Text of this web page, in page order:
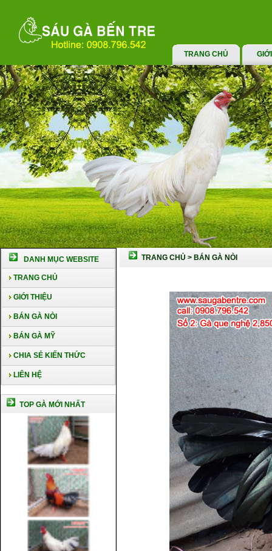
TRANG CHỦ
DANH MỤC WEBSITE
TRANG CHỦ
GIỚI THIỆU
BÁN GÀ NÒI
BÁN GÀ MỸ
CHIA SẺ KIẾN THỨC
LIÊN HỆ
TOP GÀ MỚI NHẤT
TRANG CHỦ > BÁN GÀ NÒI